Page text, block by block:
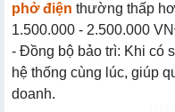
phở điện thường thấp
1.500.000 - 2.500.000
- Đồng bộ bảo trì: Khi có
hệ thống cùng lúc, giúp
doanh.